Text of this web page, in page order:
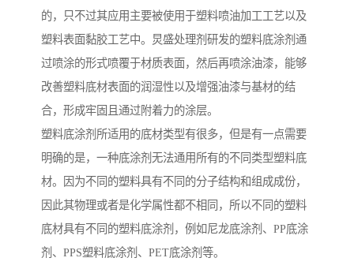
的，只不过其应用主要被使用于塑料喷油加工工艺以及
塑料表面黏胶工艺中。炅盛处理剂研发的塑料底涂剂通
过喷涂的形式喷覆于材质表面，然后再喷涂油漆，能够
改善塑料底材表面的润湿性以及增强油漆与基材的结
合，形成牢固且通过附着力的涂层。
塑料底涂剂所适用的底材类型有很多，但是有一点需要
明确的是，一种底涂剂无法通用所有的不同类型塑料底
材。因为不同的塑料具有不同的分子结构和组成成份，
因此其物理或者是化学属性都不相同，所以不同的塑料
底材具有不同的塑料底涂剂，例如尼龙底涂剂、PP底涂
剂、PPS塑料底涂剂、PET底涂剂等。